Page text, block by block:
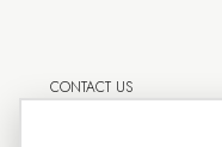
CONTACT US